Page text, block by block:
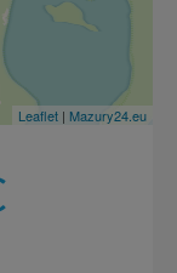
Leaflet | Mazury24.eu